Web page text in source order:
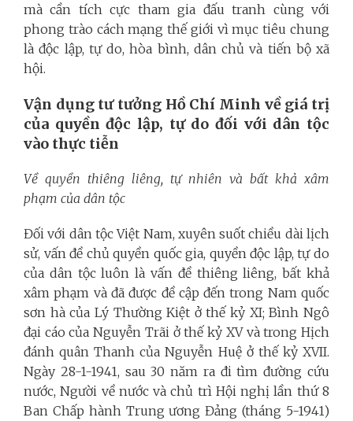
mà cần tích cực tham gia đấu tranh cùng với
phong trào cách mạng thế giới vì mục tiêu chung
là độc lập, tự do, hòa bình, dân chủ và tiến bộ xã
hội.
Vận dụng tư tưởng Hồ Chí Minh về giá trị
của quyền độc lập, tự do đối với dân tộc
vào thực tiễn
Về quyền thiêng liêng, tự nhiên và bất khả xâm
phạm của dân tộc
Đối với dân tộc Việt Nam, xuyên suốt chiều dài lịch
sử, vấn đề chủ quyền quốc gia, quyền độc lập, tự do
của dân tộc luôn là vấn đề thiêng liêng, bất khả
xâm phạm và đã được đề cập đến trong Nam quốc
sơn hà của Lý Thường Kiệt ở thế kỷ XI; Bình Ngô
đại cáo của Nguyễn Trãi ở thế kỷ XV và trong Hịch
đánh quân Thanh của Nguyễn Huệ ở thế kỷ XVII.
Ngày 28-1-1941, sau 30 năm ra đi tìm đường cứu
nước, Người về nước và chủ trì Hội nghị lần thứ 8
Ban Chấp hành Trung ương Đảng (tháng 5-1941)